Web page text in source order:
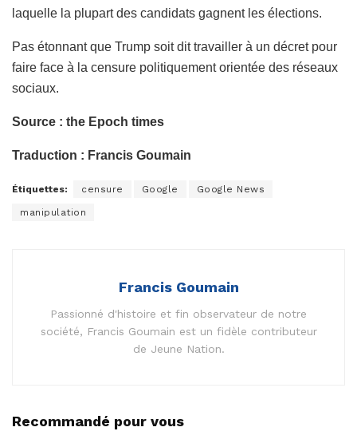
laquelle la plupart des candidats gagnent les élections.
Pas étonnant que Trump soit dit travailler à un décret pour
faire face à la censure politiquement orientée des réseaux
sociaux.
Source : the Epoch times
Traduction : Francis Goumain
Étiquettes: censure Google Google News
manipulation
Francis Goumain
Passionné d'histoire et fin observateur de notre
société, Francis Goumain est un fidèle contributeur
de Jeune Nation.
Recommandé pour vous